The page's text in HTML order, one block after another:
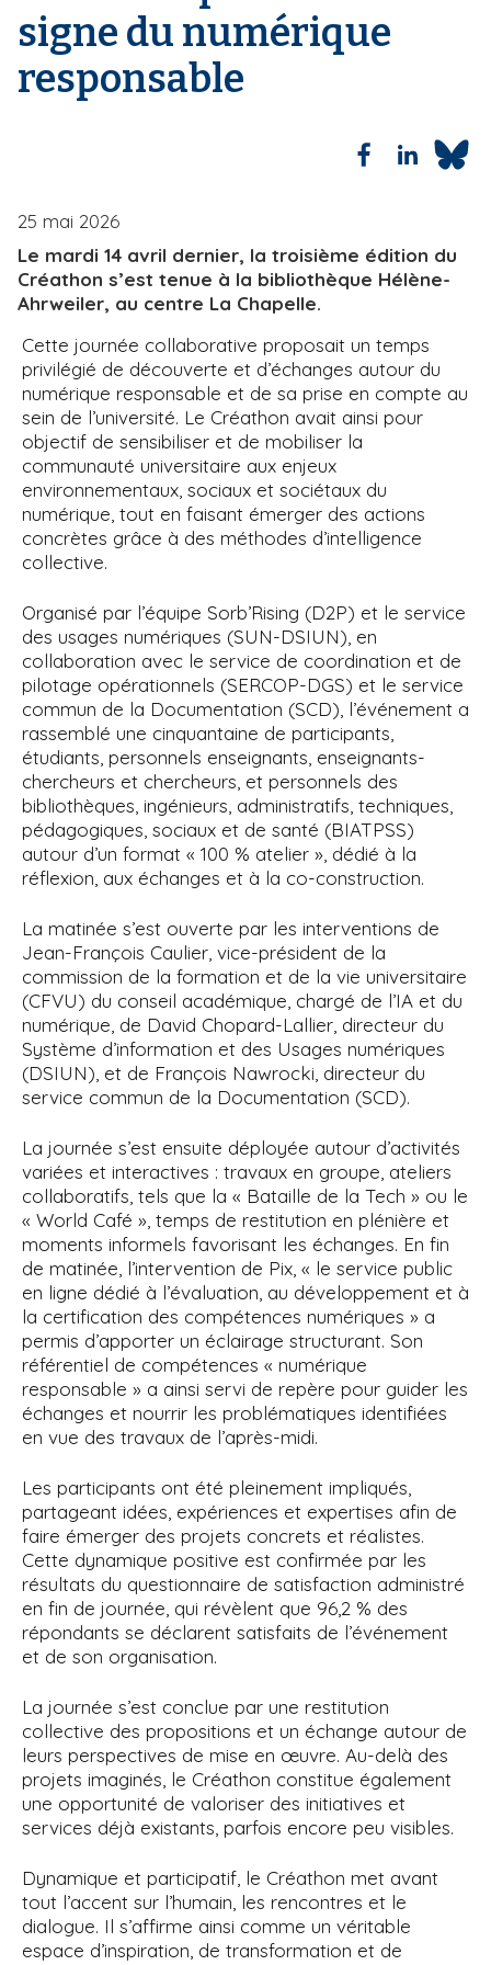
signe du numérique
responsable
25 mai 2026
Le mardi 14 avril dernier, la troisième édition du
Créathon s’est tenue à la bibliothèque Hélène-
Ahrweiler, au centre La Chapelle.
Cette journée collaborative proposait un temps
privilégié de découverte et d’échanges autour du
numérique responsable et de sa prise en compte au
sein de l’université. Le Créathon avait ainsi pour
objectif de sensibiliser et de mobiliser la
communauté universitaire aux enjeux
environnementaux, sociaux et sociétaux du
numérique, tout en faisant émerger des actions
concrètes grâce à des méthodes d’intelligence
collective.
Organisé par l’équipe Sorb’Rising (D2P) et le service
des usages numériques (SUN-DSIUN), en
collaboration avec le service de coordination et de
pilotage opérationnels (SERCOP-DGS) et le service
commun de la Documentation (SCD), l’événement a
rassemblé une cinquantaine de participants,
étudiants, personnels enseignants, enseignants-
chercheurs et chercheurs, et personnels des
bibliothèques, ingénieurs, administratifs, techniques,
pédagogiques, sociaux et de santé (BIATPSS)
autour d’un format « 100 % atelier », dédié à la
réflexion, aux échanges et à la co-construction.
La matinée s’est ouverte par les interventions de
Jean-François Caulier, vice-président de la
commission de la formation et de la vie universitaire
(CFVU) du conseil académique, chargé de l’IA et du
numérique, de David Chopard-Lallier, directeur du
Système d’information et des Usages numériques
(DSIUN), et de François Nawrocki, directeur du
service commun de la Documentation (SCD).
La journée s’est ensuite déployée autour d’activités
variées et interactives : travaux en groupe, ateliers
collaboratifs, tels que la « Bataille de la Tech » ou le
« World Café », temps de restitution en plénière et
moments informels favorisant les échanges. En fin
de matinée, l’intervention de Pix, « le service public
en ligne dédié à l’évaluation, au développement et à
la certification des compétences numériques » a
permis d’apporter un éclairage structurant. Son
référentiel de compétences « numérique
responsable » a ainsi servi de repère pour guider les
échanges et nourrir les problématiques identifiées
en vue des travaux de l’après-midi.
Les participants ont été pleinement impliqués,
partageant idées, expériences et expertises afin de
faire émerger des projets concrets et réalistes.
Cette dynamique positive est confirmée par les
résultats du questionnaire de satisfaction administré
en fin de journée, qui révèlent que 96,2 % des
répondants se déclarent satisfaits de l’événement
et de son organisation.
La journée s’est conclue par une restitution
collective des propositions et un échange autour de
leurs perspectives de mise en œuvre. Au-delà des
projets imaginés, le Créathon constitue également
une opportunité de valoriser des initiatives et
services déjà existants, parfois encore peu visibles.
Dynamique et participatif, le Créathon met avant
tout l’accent sur l’humain, les rencontres et le
dialogue. Il s’affirme ainsi comme un véritable
espace d’inspiration, de transformation et de